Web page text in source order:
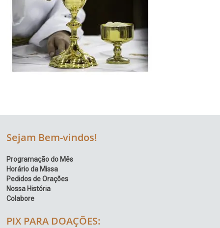
Sejam Bem-vindos!
Programação do Mês
Horário da Missa
Pedidos de Orações
Nossa História
Colabore
PIX PARA DOAÇÕES: